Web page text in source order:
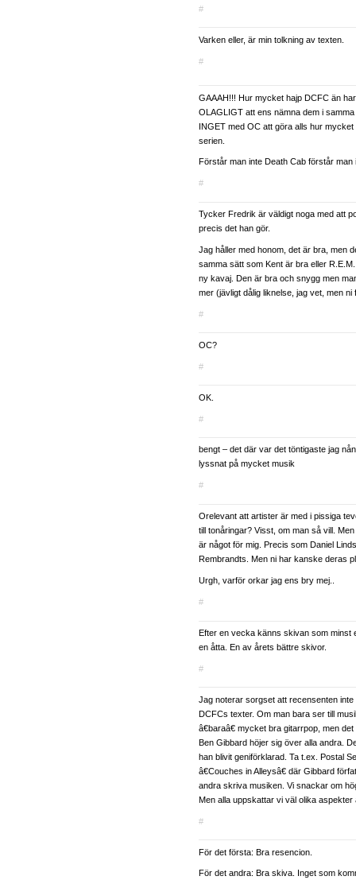
#
Varken eller, är min tolkning av texten.
#
GAAAH!!! Hur mycket hajp DCFC än
OLAGLIGT att ens nämna dem i
INGET med OC att göra alls hur mycket
serien.
Förstår man inte Death Cab förstår man
#
Tycker Fredrik är väldigt noga med att
precis det han gör.
Jag håller med honom, det är bra, men
samma sätt som Kent är bra eller
ny kavaj. Den är bra och snygg men
mer (jävligt dålig liknelse, jag vet, men ni
#
OC?
#
OK.
#
bengt – det där var det töntigaste jag
lyssnat på mycket musik
#
Orelevant att artister är med i pissiga
till tonåringar? Visst, om man så vill.
är något för mig. Precis som Daniel
Rembrandts. Men ni har kanske deras
Urgh, varför orkar jag ens bry mej..
#
Efter en vecka känns skivan som minst
en åtta. En av årets bättre skivor.
#
Jag noterar sorgset att recensenten
DCFCs texter. Om man bara ser till
â€baraâ€ mycket bra gitarrpop, men
Ben Gibbard höjer sig över alla andra.
han blivit geniförklarad. Ta t.ex. Postal
â€Couches in Alleysâ€ där Gibbard
andra skriva musiken. Vi snackar om
Men alla uppskattar vi väl olika
#
För det första: Bra resencion.
För det andra: Bra skiva. Inget som